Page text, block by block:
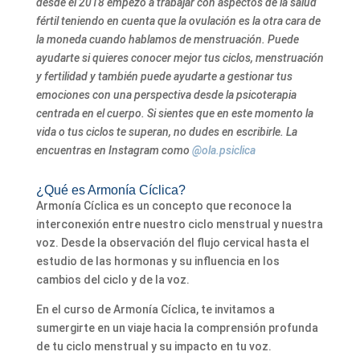
desde el 2018 empezó a trabajar con aspectos de la salud
fértil teniendo en cuenta que la ovulación es la otra cara de
la moneda cuando hablamos de menstruación. Puede
ayudarte si quieres conocer mejor tus ciclos, menstruación
y fertilidad y también puede ayudarte a gestionar tus
emociones con una perspectiva desde la psicoterapia
centrada en el cuerpo. Si sientes que en este momento la
vida o tus ciclos te superan, no dudes en escribirle. La
encuentras en Instagram como @ola.psiclica
¿Qué es Armonía Cíclica?
Armonía Cíclica es un concepto que reconoce la
interconexión entre nuestro ciclo menstrual y nuestra
voz. Desde la observación del flujo cervical hasta el
estudio de las hormonas y su influencia en los
cambios del ciclo y de la voz.
En el curso de Armonía Cíclica, te invitamos a
sumergirte en un viaje hacia la comprensión profunda
de tu ciclo menstrual y su impacto en tu voz.